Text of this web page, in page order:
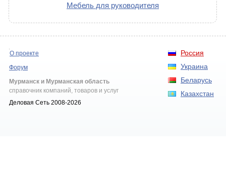
Мебель для руководителя
Россия
Украина
Беларусь
Казахстан
О проекте
Форум
Мурманск и Мурманская область
справочник компаний, товаров и услуг
Деловая Сеть 2008-2026